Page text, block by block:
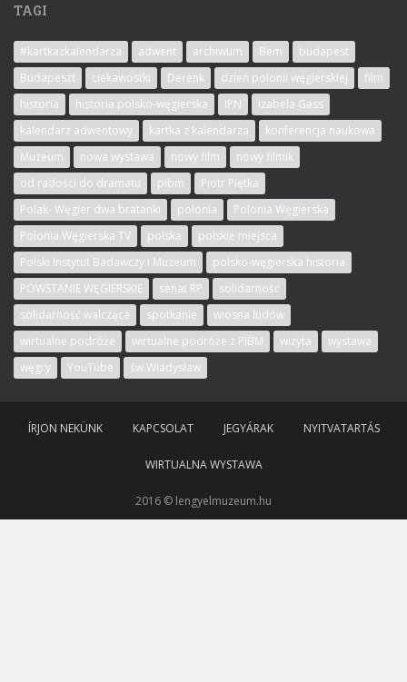
TAGI
#kartkazkalendarza adwent archiwum Bem
budapest
Budapeszt
ciekawostki Derenk dzień polonii węgierskiej
film
historia
historia polsko-węgierska IPN
Izabela Gass
kalendarz adwentowy
kartka z kalendarza
konferencja naukowa
Muzeum
nowa wystawa nowy film
nowy filmik
od radości do dramatu
pibm
Piotr Piętka
Polak- Węgier dwa bratanki
polonia
Polonia Węgierska
Polonia Węgierska TV
polska
polskie miejsca
Polski Instytut Badawczy i Muzeum
polsko-węgierska historia
POWSTANIE WĘGIERSKIE
senat RP
solidarność
solidarność walcząca
spotkanie
wiosna ludów
wirtualne podróże
wirtualne podróże z PIBM wizyta
wystawa
węgry
YouTube św.Władysław
ÍRJON NEKÜNK KAPCSOLAT JEGYÁRAK NYITVATARTÁS
WIRTUALNA WYSTAWA
2016 © lengyelmuzeum.hu